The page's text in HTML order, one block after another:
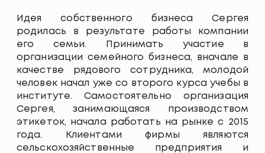
Идея собственного бизнеса Сергея
родилась в результате работы компании
его семьи. Принимать участие в
организации семейного бизнеса, вначале в
качестве рядового сотрудника, молодой
человек начал уже со второго курса учебы в
институте. Самостоятельно организация
Сергея, занимающаяся производством
этикеток, начала работать на рынке с 2015
года. Клиентами фирмы являются
сельскохозяйственные предприятия и